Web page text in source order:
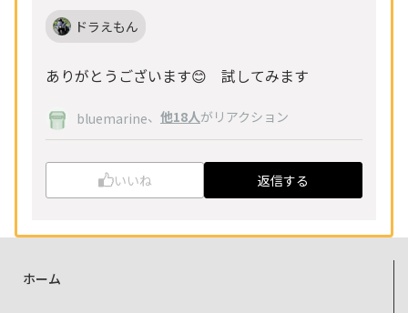
ドラえもん
ありがとうございます😊 試してみます
bluemarine、 他18人がリアクション
いいね 返信する
ホーム